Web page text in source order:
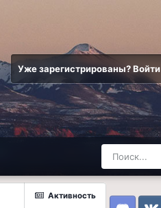
Уже зарегистрированы? Войти
Активность